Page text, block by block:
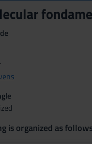
is organized as